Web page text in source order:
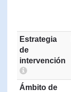
Estrategia
de
intervención
Ámbito de